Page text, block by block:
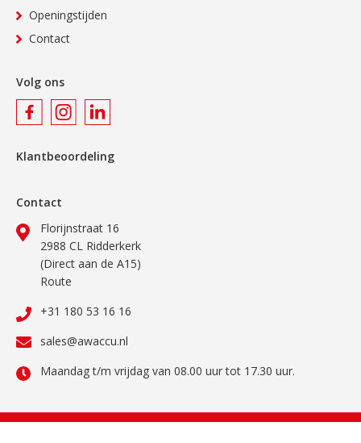
Openingstijden
Contact
Volg ons
Klantbeoordeling
Contact
Florijnstraat 16
2988 CL Ridderkerk
(Direct aan de A15)
Route
+31 180 53 16 16
sales@awaccu.nl
Maandag t/m vrijdag van 08.00 uur tot 17.30 uur.